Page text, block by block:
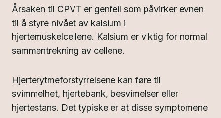
Årsaken til CPVT er genfeil som påvirker evnen
til å styre nivået av kalsium i
hjertemuskelcellene. Kalsium er viktig for normal
sammentrekning av cellene.
Hjerterytmeforstyrrelsene kan føre til
svimmelhet, hjertebank, besvimelser eller
hjertestans. Det typiske er at disse symptomene